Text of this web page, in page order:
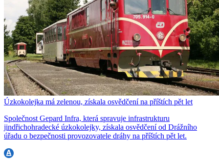
Úzkokolejka má zelenou, získala osvědčení na příštích pět let
Společnost Gepard Infra, která spravuje infrastrukturu
jindřichohradecké úzkokolejky, získala osvědčení od Drážního
úřadu o bezpečnosti provozovatele dráhy na příštích pět let.